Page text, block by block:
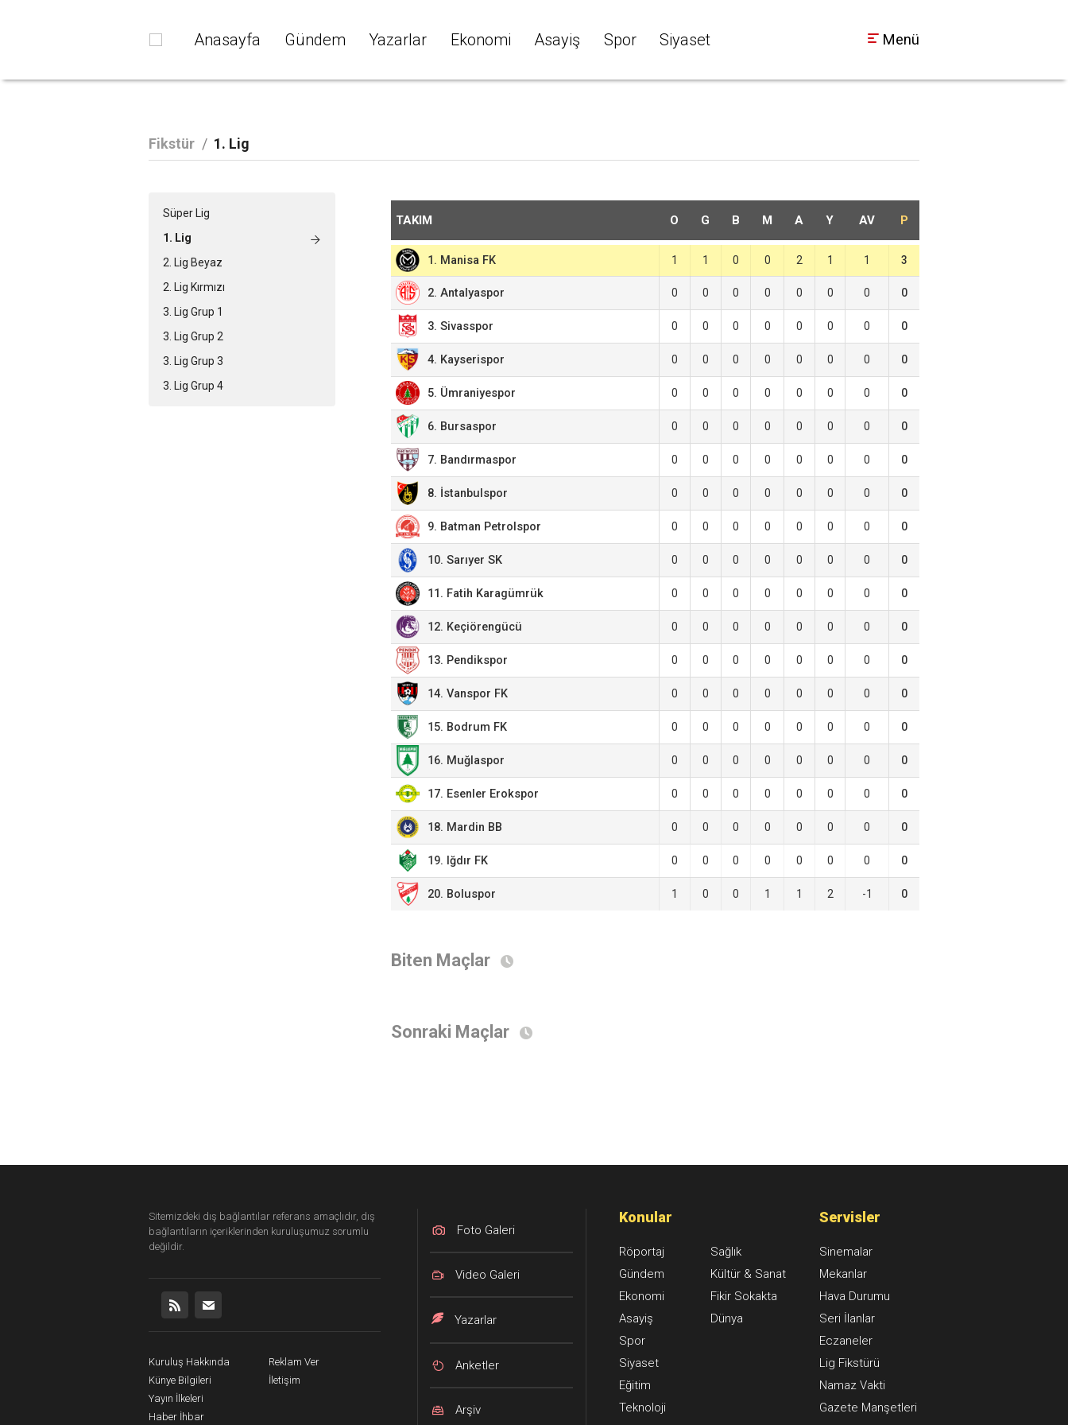
Anasayfa Gündem Yazarlar Ekonomi Asayiş Spor Siyaset Menü
Fikstür / 1. Lig
Süper Lig
1. Lig
2. Lig Beyaz
2. Lig Kırmızı
3. Lig Grup 1
3. Lig Grup 2
3. Lig Grup 3
3. Lig Grup 4
TAKIM O G B M A Y AV P
1. Manisa FK 1 1 0 0 2 1 1 3
2. Antalyaspor 0 0 0 0 0 0 0 0
3. Sivasspor 0 0 0 0 0 0 0 0
4. Kayserispor 0 0 0 0 0 0 0 0
5. Ümraniyespor 0 0 0 0 0 0 0 0
6. Bursaspor 0 0 0 0 0 0 0 0
7. Bandırmaspor 0 0 0 0 0 0 0 0
8. İstanbulspor 0 0 0 0 0 0 0 0
9. Batman Petrolspor 0 0 0 0 0 0 0 0
10. Sarıyer SK 0 0 0 0 0 0 0 0
11. Fatih Karagümrük 0 0 0 0 0 0 0 0
12. Keçiörengücü 0 0 0 0 0 0 0 0
13. Pendikspor 0 0 0 0 0 0 0 0
14. Vanspor FK 0 0 0 0 0 0 0 0
15. Bodrum FK 0 0 0 0 0 0 0 0
16. Muğlaspor 0 0 0 0 0 0 0 0
17. Esenler Erokspor 0 0 0 0 0 0 0 0
18. Mardin BB 0 0 0 0 0 0 0 0
19. Iğdır FK 0 0 0 0 0 0 0 0
20. Boluspor 1 0 0 1 1 2 -1 0
Biten Maçlar
Sonraki Maçlar
Sitemizdeki dış bağlantılar referans amaçlıdır, dış
bağlantıların içeriklerinden kuruluşumuz sorumlu
değildir.
Kuruluş Hakkında
Künye Bilgileri
Yayın İlkeleri
Haber İhbar
Reklam Ver
İletişim
Foto Galeri
Video Galeri
Yazarlar
Anketler
Arşiv
Konular
Röportaj
Gündem
Ekonomi
Asayiş
Spor
Siyaset
Eğitim
Teknoloji
Sağlık
Kültür & Sanat
Fikir Sokakta
Dünya
Servisler
Sinemalar
Mekanlar
Hava Durumu
Seri İlanlar
Eczaneler
Lig Fikstürü
Namaz Vakti
Gazete Manşetleri